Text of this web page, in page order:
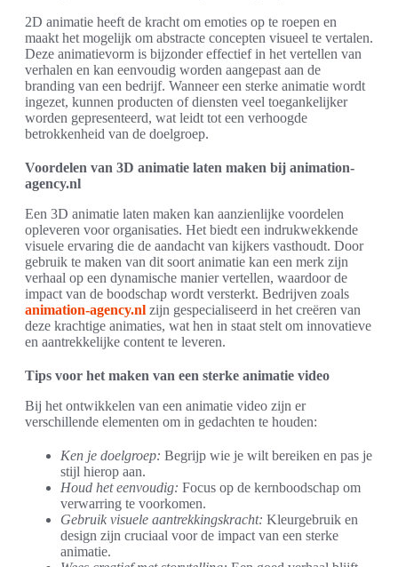
2D animatie heeft de kracht om emoties op te roepen en
maakt het mogelijk om abstracte concepten visueel te vertalen.
Deze animatievorm is bijzonder effectief in het vertellen van
verhalen en kan eenvoudig worden aangepast aan de
branding van een bedrijf. Wanneer een sterke animatie wordt
ingezet, kunnen producten of diensten veel toegankelijker
worden gepresenteerd, wat leidt tot een verhoogde
betrokkenheid van de doelgroep.
Voordelen van 3D animatie laten maken bij animation-
agency.nl
Een 3D animatie laten maken kan aanzienlijke voordelen
opleveren voor organisaties. Het biedt een indrukwekkende
visuele ervaring die de aandacht van kijkers vasthoudt. Door
gebruik te maken van dit soort animatie kan een merk zijn
verhaal op een dynamische manier vertellen, waardoor de
impact van de boodschap wordt versterkt. Bedrijven zoals
animation-agency.nl zijn gespecialiseerd in het creëren van
deze krachtige animaties, wat hen in staat stelt om innovatieve
en aantrekkelijke content te leveren.
Tips voor het maken van een sterke animatie video
Bij het ontwikkelen van een animatie video zijn er
verschillende elementen om in gedachten te houden:
Ken je doelgroep: Begrijp wie je wilt bereiken en pas je
stijl hierop aan.
Houd het eenvoudig: Focus op de kernboodschap om
verwarring te voorkomen.
Gebruik visuele aantrekkingskracht: Kleurgebruik en
design zijn cruciaal voor de impact van een sterke
animatie.